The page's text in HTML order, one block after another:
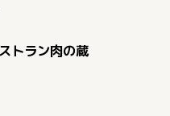
トラン肉の蔵